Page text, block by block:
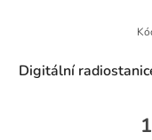
Digitální